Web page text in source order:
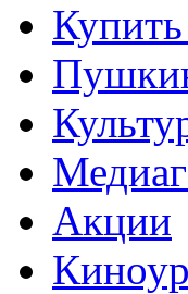
Акции